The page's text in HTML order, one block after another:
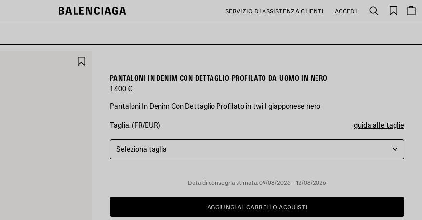
SERVIZIO DI ASSISTENZA CLIENTI ACCEDI Cerca
PREFERITIPANTALONI IN DENIM CON DETTAGLIO PROFILATO DA UOMO IN NERO
1 400 €
Pantaloni In Denim Con Dettaglio Profilato in twill giapponese nero
COLORI
NERO
Nero
Taglia: (FR/EUR) guida alle taglie
Seleziona taglia
Data di consegna stimata: 09/08/2026 - 12/08/2026
AGGIUNGI
AL
AGGIUNGI AL CARRELLO ACQUISTI
SELEZIONA
UNA